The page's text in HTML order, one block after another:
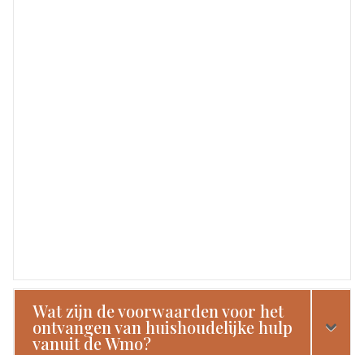
Wat zijn de voorwaarden voor het
ontvangen van huishoudelijke hulp
vanuit de Wmo?